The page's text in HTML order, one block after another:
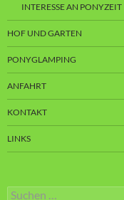
INTERESSE AN PONYZEIT
HOF UND GARTEN
PONYGLAMPING
ANFAHRT
KONTAKT
LINKS
Suchen